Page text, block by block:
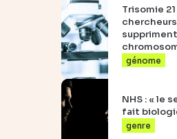
Trisomie
chercheurs
génome
NHS : « le
fait
genre